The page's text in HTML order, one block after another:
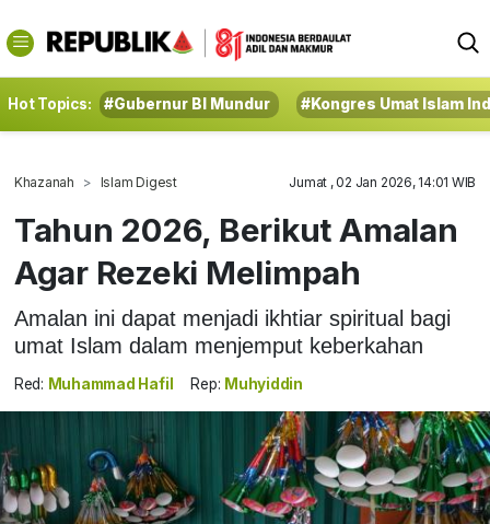
Hot Topics: #Gubernur BI Mundur #Kongres Umat Islam
Khazanah Islam Digest Jumat , 02 Jan 2026, 14:01 WIB
Tahun 2026, Berikut Amalan
Agar Rezeki Melimpah
Amalan ini dapat menjadi ikhtiar spiritual bagi
umat Islam dalam menjemput keberkahan
Red: Muhammad Hafil Rep: Muhyiddin